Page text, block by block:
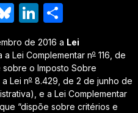
Bluesky
LinkedIn
Share
de 2016 a Lei
a Lei Complementar no116, de
o Imposto Sobre
Lei no8.429, de 2 de junho de
e a Lei Complementar
“dispõe sobre critérios e